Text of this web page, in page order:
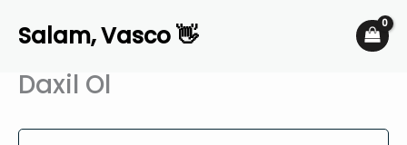
Salam, Vasco 👋
Daxil Ol